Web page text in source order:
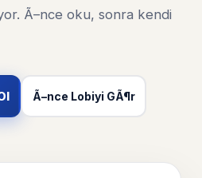
Ã–nce oku, sonra kendi
Ã–nce Lobiyi GÃ¶r